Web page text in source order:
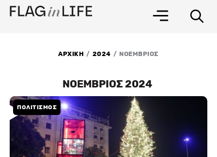
Μετάβαση
στο
ΑΡΧΙΚΗ / 2024 / ΝΟΕΜΒΡΙΟΣ
ΝΟΕΜΒΡΙΟΣ 2024
ΠΟΛΙΤΙΣΜΟΣ